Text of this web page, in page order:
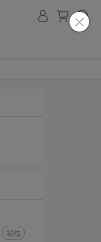
凝結